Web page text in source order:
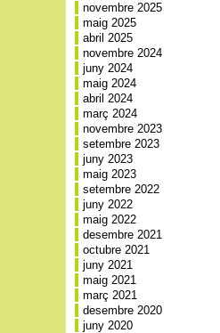
novembre 2025
maig 2025
abril 2025
novembre 2024
juny 2024
maig 2024
abril 2024
març 2024
novembre 2023
setembre 2023
juny 2023
maig 2023
setembre 2022
juny 2022
maig 2022
desembre 2021
octubre 2021
juny 2021
maig 2021
març 2021
desembre 2020
juny 2020